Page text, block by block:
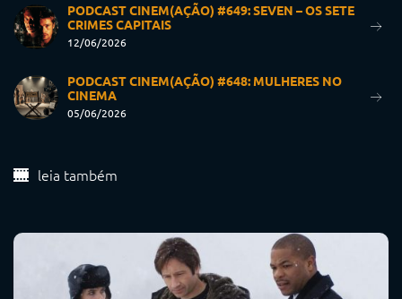
PODCAST CINEM(AÇÃO) #649: SEVEN – OS SETE
CRIMES CAPITAIS
12/06/2026
PODCAST CINEM(AÇÃO) #648: MULHERES NO
CINEMA
05/06/2026
leia também